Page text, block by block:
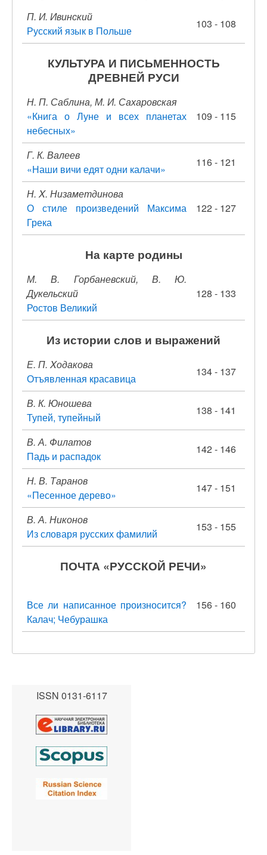
П. И. Ивинский
Русский язык в Польше
103 - 108
КУЛЬТУРА И ПИСЬМЕННОСТЬ
ДРЕВНЕЙ РУСИ
Н. П. Саблина, М. И. Сахаровская
«Книга о Луне и всех планетах
небесных»
109 - 115
Г. К. Валеев
«Наши вичи едят одни калачи»
116 - 121
Н. X. Низаметдинова
О стиле произведений Максима
Грека
122 - 127
На карте родины
М. В. Горбаневский, В. Ю.
Дукельский
Ростов Великий
128 - 133
Из истории слов и выражений
Е. П. Xодакова
Отъявленная красавица
134 - 137
В. К. Юношева
Тупей, тупейный
138 - 141
В. А. Филатов
Падь и распадок
142 - 146
Н. В. Таранов
«Песенное дерево»
147 - 151
В. А. Никонов
Из словаря русских фамилий
153 - 155
ПОЧТА «РУССКОЙ РЕЧИ»
Все ли написанное произносится?
Калач; Чебурашка
156 - 160
ISSN 0131-6117